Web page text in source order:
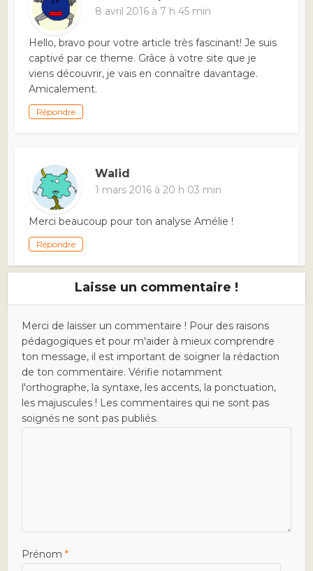
8 avril 2016 à 7 h 45 min
Hello, bravo pour votre article très fascinant! Je suis
captivé par ce theme. Grâce à votre site que je
viens découvrir, je vais en connaître davantage.
Amicalement.
Répondre
Walid
1 mars 2016 à 20 h 03 min
Merci beaucoup pour ton analyse Amélie !
Répondre
Laisse un commentaire !
Merci de laisser un commentaire ! Pour des raisons
pédagogiques et pour m'aider à mieux comprendre
ton message, il est important de soigner la rédaction
de ton commentaire. Vérifie notamment
l'orthographe, la syntaxe, les accents, la ponctuation,
les majuscules ! Les commentaires qui ne sont pas
soignés ne sont pas publiés.
Prénom*